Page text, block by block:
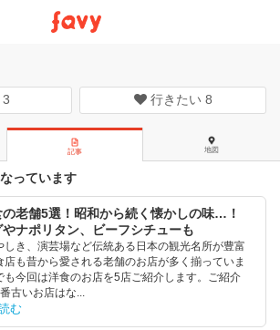
3 行きたい 8
記事 地図
っています
老舗5選！昭和から続く懐かしの味…！
ナポリタン、ビーフシチューも
しき、演芸場など伝統ある日本の観光名所が豊富
店も昔から愛される老舗のお店が多く揃っていま
も今回は洋食のお店を5店ご紹介します。ご紹介
古いお店はな...
む